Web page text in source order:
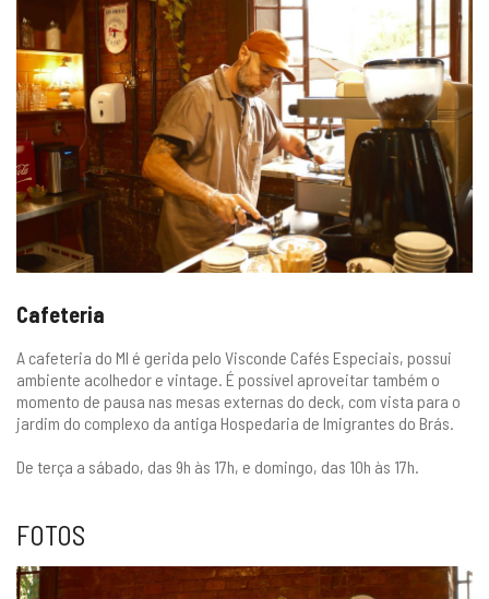
gestão
Cafeteria
A cafeteria do MI é gerida pelo Visconde Cafés Especiais, possui
ambiente acolhedor e vintage. É possível aproveitar também o
momento de pausa nas mesas externas do deck, com vista para o
jardim do complexo da antiga Hospedaria de Imigrantes do Brás.
De terça a sábado, das 9h às 17h, e domingo, das 10h às 17h.
FOTOS